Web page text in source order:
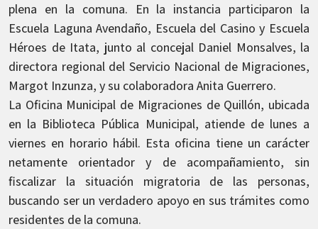
plena en la comuna. En la instancia participaron la
Escuela Laguna Avendaño, Escuela del Casino y Escuela
Héroes de Itata, junto al concejal Daniel Monsalves, la
directora regional del Servicio Nacional de Migraciones,
Margot Inzunza, y su colaboradora Anita Guerrero.
La Oficina Municipal de Migraciones de Quillón, ubicada
en la Biblioteca Pública Municipal, atiende de lunes a
viernes en horario hábil. Esta oficina tiene un carácter
netamente orientador y de acompañamiento, sin
fiscalizar la situación migratoria de las personas,
buscando ser un verdadero apoyo en sus trámites como
residentes de la comuna.